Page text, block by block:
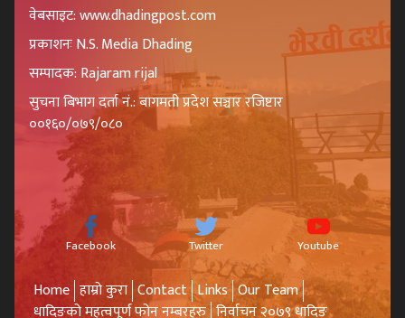
वेबसाइट: www.dhadingpost.com
प्रकाशनः N.S. Media Dhading
सम्पादक: Rajaram rijal
सुचना बिभाग दर्ता नं.: बागमती प्रदेश सञ्चार रजिष्टार
००१६०/०७९/०८०
Facebook Twitter Youtube
Home हाम्रो कुरा Contact Links Our Team
धादिङको महत्वपूर्ण फोन नम्बरहरु निर्वाचन २०७९ धादिङ